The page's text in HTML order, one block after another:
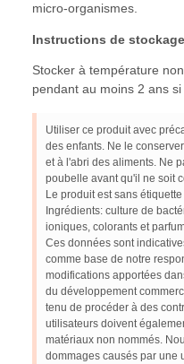
micro-organismes.
Instructions de stockage
Stocker à température
pendant au moins 2 ans
Utiliser ce produit avec
des enfants. Ne le
et à l'abri des aliments. Ne
poubelle avant qu'il ne soit
Le produit est sans étiquette
Ingrédients: culture de
ioniques, colorants et
Ces données sont
comme base de notre
modifications apportées
du développement
tenu de procéder à des
utilisateurs doivent
matériaux non nommés.
dommages causés par une